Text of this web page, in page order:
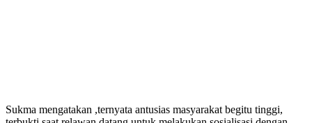
Sukma mengatakan ,ternyata antusias masyarakat begitu tinggi,